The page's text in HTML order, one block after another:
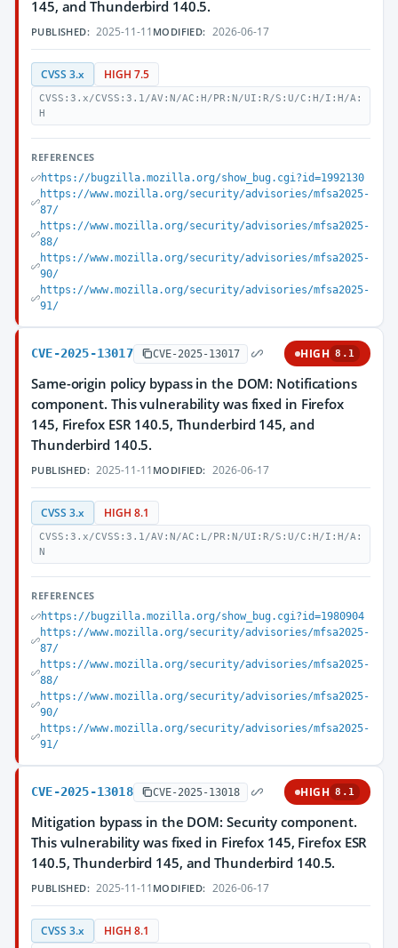
145, and Thunderbird 140.5.
PUBLISHED: 2025-11-11 MODIFIED: 2026-06-17
CVSS 3.x HIGH 7.5
CVSS:3.x/CVSS:3.1/AV:N/AC:H/PR:N/UI:R/S:U/C:H/I:H/A:
H
REFERENCES
https://bugzilla.mozilla.org/show_bug.cgi?id=1992130
https://www.mozilla.org/security/advisories/mfsa2025-
87/
https://www.mozilla.org/security/advisories/mfsa2025-
88/
https://www.mozilla.org/security/advisories/mfsa2025-
90/
https://www.mozilla.org/security/advisories/mfsa2025-
91/
CVE-2025-13017 CVE-2025-13017 HIGH 8.1
Same-origin policy bypass in the DOM: Notifications
component. This vulnerability was fixed in Firefox
145, Firefox ESR 140.5, Thunderbird 145, and
Thunderbird 140.5.
PUBLISHED: 2025-11-11 MODIFIED: 2026-06-17
CVSS 3.x HIGH 8.1
CVSS:3.x/CVSS:3.1/AV:N/AC:L/PR:N/UI:R/S:U/C:H/I:H/A:
N
REFERENCES
https://bugzilla.mozilla.org/show_bug.cgi?id=1980904
https://www.mozilla.org/security/advisories/mfsa2025-
87/
https://www.mozilla.org/security/advisories/mfsa2025-
88/
https://www.mozilla.org/security/advisories/mfsa2025-
90/
https://www.mozilla.org/security/advisories/mfsa2025-
91/
CVE-2025-13018 CVE-2025-13018 HIGH 8.1
Mitigation bypass in the DOM: Security component.
This vulnerability was fixed in Firefox 145, Firefox ESR
140.5, Thunderbird 145, and Thunderbird 140.5.
PUBLISHED: 2025-11-11 MODIFIED: 2026-06-17
CVSS 3.x HIGH 8.1